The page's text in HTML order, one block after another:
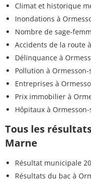
Climat et historique
Inondations à
Nombre de sage-
Accidents de la route
Délinquance à
Pollution à
Entreprises à
Prix immobilier à
Hôpitaux à
Tous les
Marne
Résultat municipale
Résultats du bac à